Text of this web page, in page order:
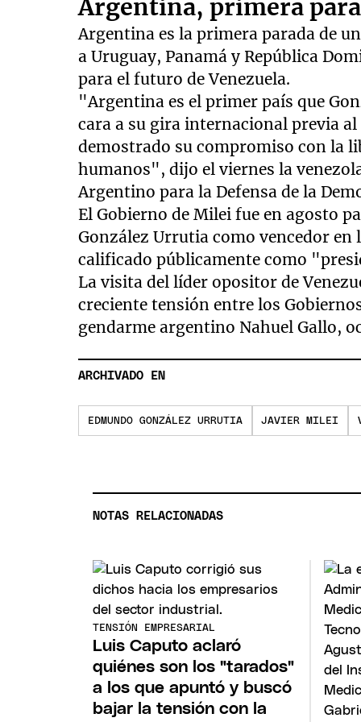
seconds
15
seconds
Volume
90%
Argentina, primera
Argentina es la primera parada de
a Uruguay, Panamá y República
para el futuro de Venezuela.
"Argentina es el primer país que
cara a su gira internacional previa al
demostrado su compromiso con la
humanos", dijo el viernes la
Argentino para la Defensa de la
El Gobierno de Milei fue en agosto
González Urrutia como vencedor
calificado públicamente como
La visita del líder opositor de
creciente tensión entre los
gendarme argentino Nahuel Gallo,
ARCHIVADO EN
EDMUNDO GONZÁLEZ URRUTIA JAVIER MILEI
NOTAS RELACIONADAS
TENSIÓN EMPRESARIAL
Luis Caputo aclaró
quiénes son los "tarados"
a los que apuntó y buscó
bajar la tensión con la